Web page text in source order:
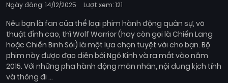
Ngày đăng: 14/12/2025 Lượt xem: 121
Nếu bạn là fan của thể loại phim hành động quân sự, võ
thuật đỉnh cao, thì Wolf Warrior (hay còn gọi là Chiến Lang
hoặc Chiến Binh Sói) là một lựa chọn tuyệt vời cho bạn. Bộ
phim này được đạo diễn bởi Ngô Kinh và ra mắt vào năm
2015. Với những pha hành động mãn nhãn, nội dung kịch tính
và thông đi ...